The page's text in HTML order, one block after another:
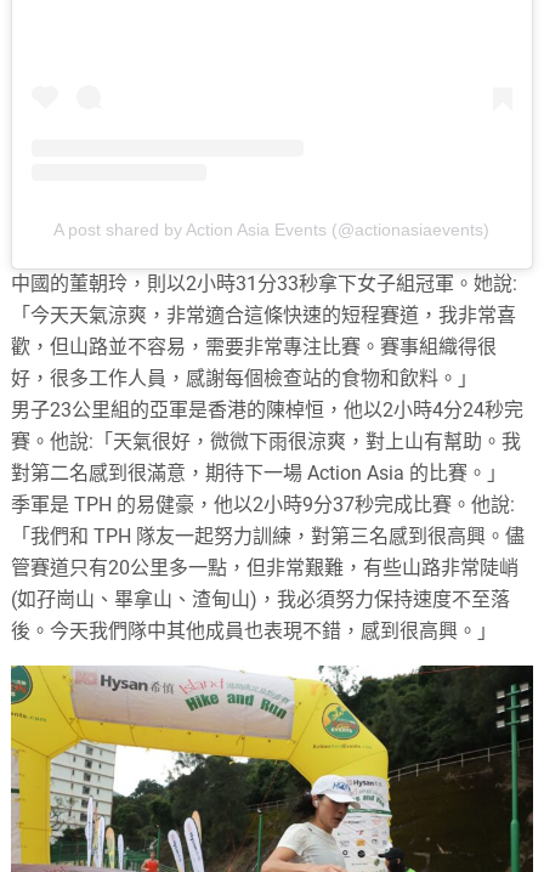
A post shared by Action Asia Events (@actionasiaevents)
中國的董朝玲，則以2小時31分33秒拿下女子組冠軍。她說:
「今天天氣涼爽，非常適合這條快速的短程賽道，我非常喜
歡，但山路並不容易，需要非常專注比賽。賽事組織得很
好，很多工作人員，感謝每個檢查站的食物和飲料。」
男子23公里組的亞軍是香港的陳棹恒，他以2小時4分24秒完
賽。他說:「天氣很好，微微下雨很涼爽，對上山有幫助。我
對第二名感到很滿意，期待下一場 Action Asia 的比賽。」
季軍是 TPH 的易健豪，他以2小時9分37秒完成比賽。他說:
「我們和 TPH 隊友一起努力訓練，對第三名感到很高興。儘
管賽道只有20公里多一點，但非常艱難，有些山路非常陡峭
(如孖崗山、畢拿山、渣甸山)，我必須努力保持速度不至落
後。今天我們隊中其他成員也表現不錯，感到很高興。」